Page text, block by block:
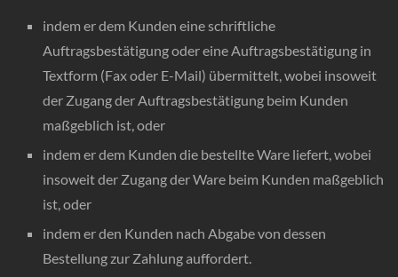
indem er dem Kunden eine schriftliche
Auftragsbestätigung oder eine Auftragsbestätigung in
Textform (Fax oder E-Mail) übermittelt, wobei insoweit
der Zugang der Auftragsbestätigung beim Kunden
maßgeblich ist, oder
indem er dem Kunden die bestellte Ware liefert, wobei
insoweit der Zugang der Ware beim Kunden maßgeblich
ist, oder
indem er den Kunden nach Abgabe von dessen
Bestellung zur Zahlung auffordert.